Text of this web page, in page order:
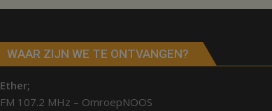
WAAR ZIJN WE TE ONTVANGEN?
Ether;
FM 107.2 MHz – OmroepNOOS